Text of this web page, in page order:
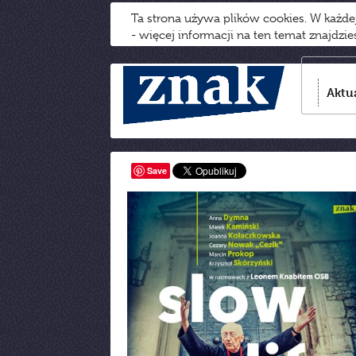
Ta strona używa plików cookies. W
- więcej informacji na ten temat
Save